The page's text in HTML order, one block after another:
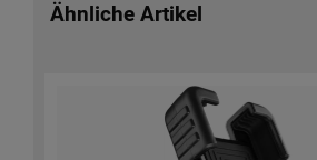
Ähnliche Artikel